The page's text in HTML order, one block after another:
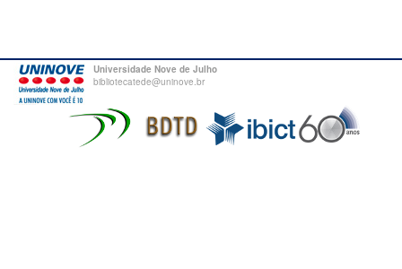
Universidade Nove de Julho
bibliotecatede@uninove.br